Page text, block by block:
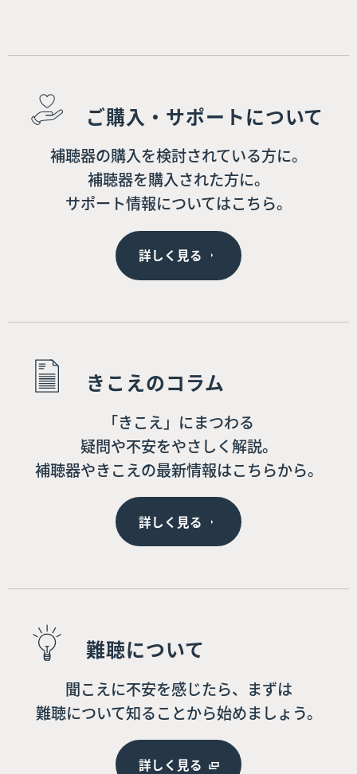
ご購入・サポートについて
補聴器の購入を検討されている方に。
補聴器を購入された方に。
サポート情報についてはこちら。
詳しく見る
きこえのコラム
「きこえ」にまつわる
疑問や不安をやさしく解説。
補聴器やきこえの最新情報はこちらから。
詳しく見る
難聴について
聞こえに不安を感じたら、まずは
難聴について知ることから始めましょう。
詳しく見る